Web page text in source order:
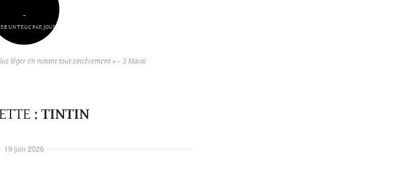
–
UN TRUC PAR JOUR
léger en notant tout sincèrement » – S Maraï
: TINTIN
19 juin 2026